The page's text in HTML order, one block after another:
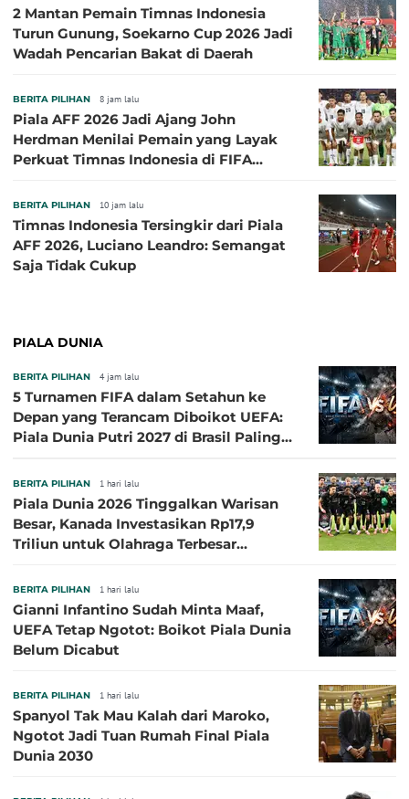
2 Mantan Pemain Timnas Indonesia
Turun Gunung, Soekarno Cup 2026 Jadi
Wadah Pencarian Bakat di Daerah
BERITA PILIHAN 8 jam lalu
Piala AFF 2026 Jadi Ajang John
Herdman Menilai Pemain yang Layak
Perkuat Timnas Indonesia di FIFA
BERITA PILIHAN 10 jam lalu
Timnas Indonesia Tersingkir dari Piala
AFF 2026, Luciano Leandro: Semangat
Saja Tidak Cukup
PIALA DUNIA
BERITA PILIHAN 4 jam lalu
5 Turnamen FIFA dalam Setahun ke
Depan yang Terancam Diboikot UEFA:
Piala Dunia Putri 2027 di Brasil Paling
BERITA PILIHAN 1 hari lalu
Piala Dunia 2026 Tinggalkan Warisan
Besar, Kanada Investasikan Rp17,9
Triliun untuk Olahraga Terbesar
BERITA PILIHAN 1 hari lalu
Gianni Infantino Sudah Minta Maaf,
UEFA Tetap Ngotot: Boikot Piala Dunia
Belum Dicabut
BERITA PILIHAN 1 hari lalu
Spanyol Tak Mau Kalah dari Maroko,
Ngotot Jadi Tuan Rumah Final Piala
Dunia 2030